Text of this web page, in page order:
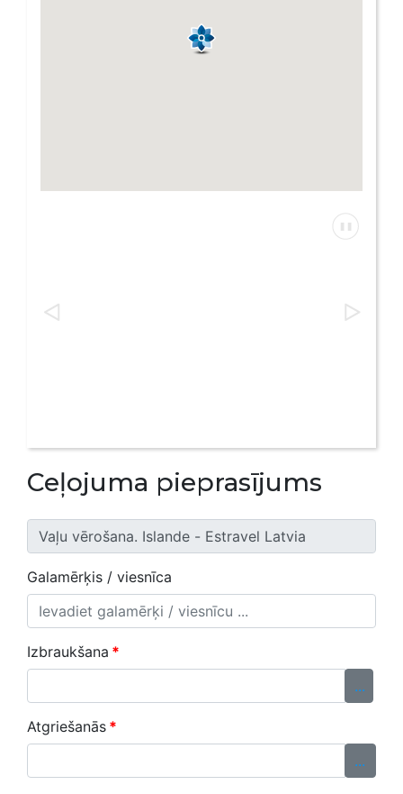
Ceļojuma pieprasījums
Galamērķis / viesnīca
Izbraukšana *
...
Atgriešanās *
...